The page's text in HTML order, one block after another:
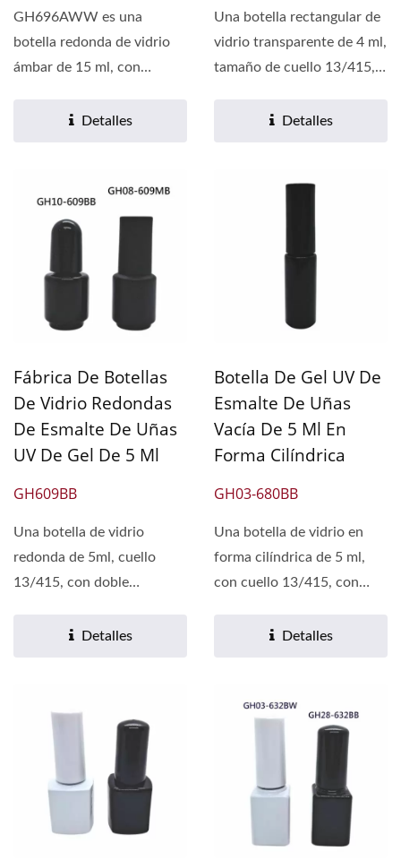
GH696AWW es una
botella redonda de vidrio
ámbar de 15 ml, con
con doble...Detalles
Una botella rectangular de
vidrio transparente de 4 ml,
tamaño de cuello 13/415,
Detalles
Fábrica De Botellas
De Vidrio Redondas
De Esmalte De Uñas
UV De Gel De 5 Ml
GH609BB
Una botella de vidrio
redonda de 5ml, cuello
13/415, con doble
brillante,...
Detalles
Botella De Gel UV De
Esmalte De Uñas
Vacía De 5 Ml En
Forma Cilíndrica
GH03-680BB
Una botella de vidrio en
forma cilíndrica de 5 ml,
con cuello 13/415, con
Detalles